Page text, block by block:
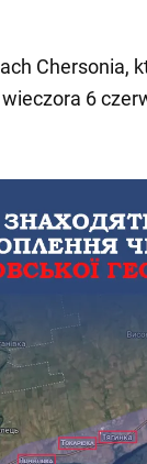
Chersonia,
6